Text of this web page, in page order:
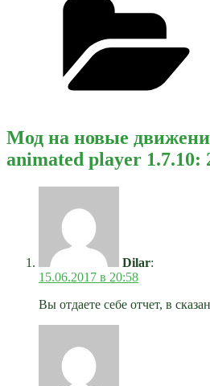
Мод на новые
animated player 1.7.10:
Dilar:
15.06.2017 в 20:58
Вы отдаете себе отчет, в